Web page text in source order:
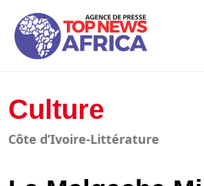
Culture
Côte d’Ivoire-Littérature